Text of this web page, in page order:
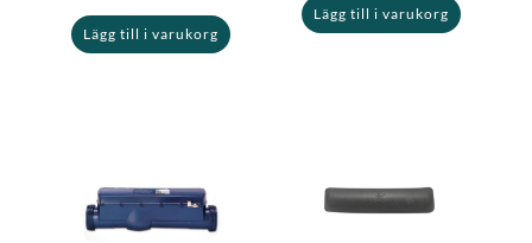
Lägg till i varukorg
Lägg till i varukorg